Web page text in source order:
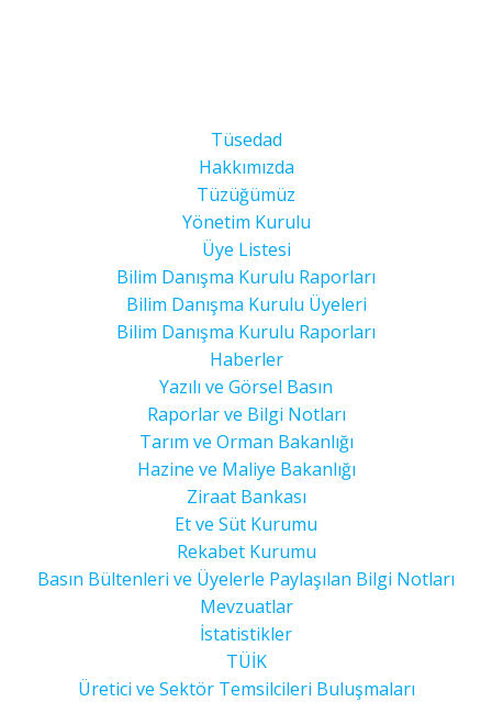
Tüsedad
Hakkımızda
Tüzüğümüz
Yönetim Kurulu
Üye Listesi
Bilim Danışma Kurulu Raporları
Bilim Danışma Kurulu Üyeleri
Bilim Danışma Kurulu Raporları
Haberler
Yazılı ve Görsel Basın
Raporlar ve Bilgi Notları
Tarım ve Orman Bakanlığı
Hazine ve Maliye Bakanlığı
Ziraat Bankası
Et ve Süt Kurumu
Rekabet Kurumu
Basın Bültenleri ve Üyelerle Paylaşılan Bilgi Notları
Mevzuatlar
İstatistikler
TÜİK
Üretici ve Sektör Temsilcileri Buluşmaları